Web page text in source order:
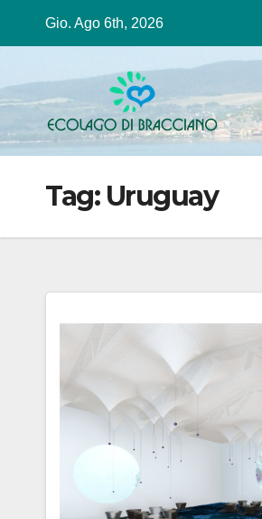
Gio. Ago 6th, 2026
Tag: Uruguay